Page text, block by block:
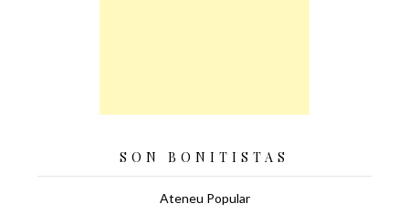
SON BONITISTAS
Ateneu Popular